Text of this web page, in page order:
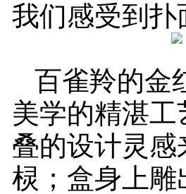
我们感受到
百雀羚的金
美学的精湛
叠的设计灵
棂；盒身上